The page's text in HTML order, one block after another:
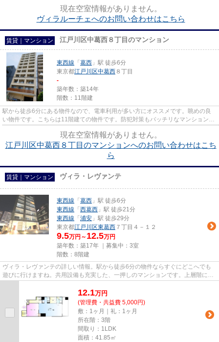
現在空室情報がありません。
ヴィラルーチェへのお問い合わせはこちら
賃貸｜マンション 江戸川区中葛西８丁目のマンション
東西線 「 葛西 」駅 徒歩6分
東京都江戸川区中葛西 ８丁目
-
築年数：築14年
階数：11階建
駅から徒歩6分にある物件なので、電車利用が多い方にオススメです。眺めの良
い物件です。こちらは11階建ての物件です。防犯対策もバッチリなマンションタ
現在空室情報がありません。
江戸川区中葛西８丁目のマンションへのお問い合わせはこち
ら
賃貸｜マンション ヴィラ・レヴァンテ
東西線 「 葛西 」駅 徒歩6分
東西線 「 西葛西 」駅 徒歩21分
東西線 「 浦安 」駅 徒歩29分
東京都江戸川区東葛西 ７丁目４－１２
9.5万円～ 12.5万円
築年数：築17年 ｜募集中： 3室
階数：8階建
ヴィラ・レヴァンテの詳しい情報。駅から徒歩6分の物件ならすぐにどこへでも
遊びに行けますね。共用設備も充実した、一押しのマンションです。上層階には
12.1万円
(管理費・共益費 5,000円)
敷：1ヶ月｜礼：1ヶ月
所在階：3階
間取り：1LDK
面積：41.85㎡